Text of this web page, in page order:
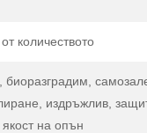
количеството
биоразградим,
издръжлив,
на опън